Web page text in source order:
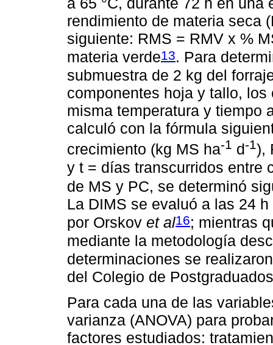
rendimiento de materia seca
siguiente: RMS = RMV x %
materia verde13. Para
submuestra de 2 kg del
componentes hoja y tallo,
misma temperatura y tiempo
calculó con la fórmula
crecimiento (kg MS ha-1 d-1),
y t = días transcurridos entre
de MS y PC, se determinó
La DIMS se evaluó a las 24
por Orskov et al16; mientras
mediante la metodología
determinaciones se
del Colegio de
Para cada una de las
varianza (ANOVA) para
factores estudiados: